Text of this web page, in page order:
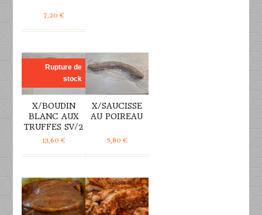
7,20 €
Rupture de
stock
X/BOUDIN
BLANC AUX
TRUFFES SV/2
13,60 €
X/SAUCISSE
AU POIREAU
5,80 €